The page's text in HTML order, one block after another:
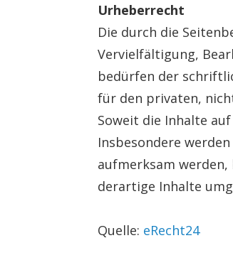
Urheberrecht
Die durch die
Vervielfältigung,
bedürfen der
für den privaten,
Soweit die Inhalte
Insbesondere
aufmerksam
derartige Inhalte
Quelle: eRecht24